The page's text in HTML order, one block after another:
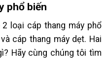
phổ biến
loại cáp thang máy phổ
cáp thang máy dẹt. Hai
Hãy cùng chúng tôi tìm